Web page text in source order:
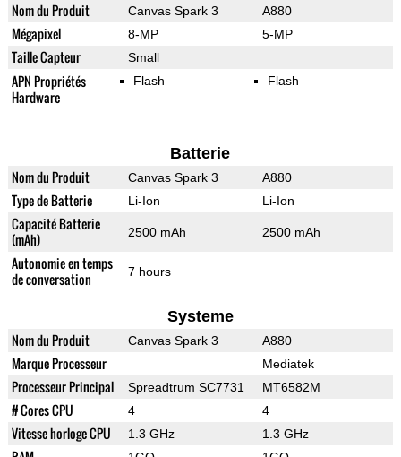
Nom du Produit Canvas Spark 3 A880
Mégapixel 8-MP 5-MP
Taille Capteur Small
APN Propriétés
Hardware
Flash Flash
Batterie
Nom du Produit Canvas Spark 3 A880
Type de Batterie Li-Ion Li-Ion
Capacité Batterie
(mAh)
2500 mAh 2500 mAh
Autonomie en temps
de conversation
7 hours
Systeme
Nom du Produit Canvas Spark 3 A880
Marque Processeur Mediatek
Processeur Principal Spreadtrum SC7731 MT6582M
# Cores CPU 4 4
Vitesse horloge CPU 1.3 GHz 1.3 GHz